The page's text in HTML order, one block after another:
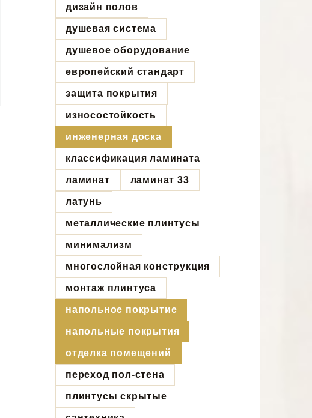
дизайн полов
душевая система
душевое оборудование
европейский стандарт
защита покрытия
износостойкость
инженерная доска
классификация ламината
ламинат ламинат 33
латунь
металлические плинтусы
минимализм
многослойная конструкция
монтаж плинтуса
напольное покрытие
напольные покрытия
отделка помещений
переход пол-стена
плинтусы скрытые